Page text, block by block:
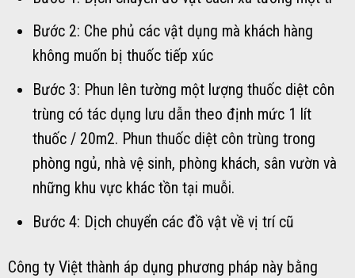
Bước 2: Che phủ các vật dụng mà khách hàng
không muốn bị thuốc tiếp xúc
Bước 3: Phun lên tường một lượng thuốc diệt côn
trùng có tác dụng lưu dẫn theo định mức 1 lít
thuốc / 20m2. Phun thuốc diệt côn trùng trong
phòng ngủ, nhà vệ sinh, phòng khách, sân vườn và
những khu vực khác tồn tại muỗi.
Bước 4: Dịch chuyển các đồ vật về vị trí cũ
Công ty Việt thành áp dụng phương pháp này bằng